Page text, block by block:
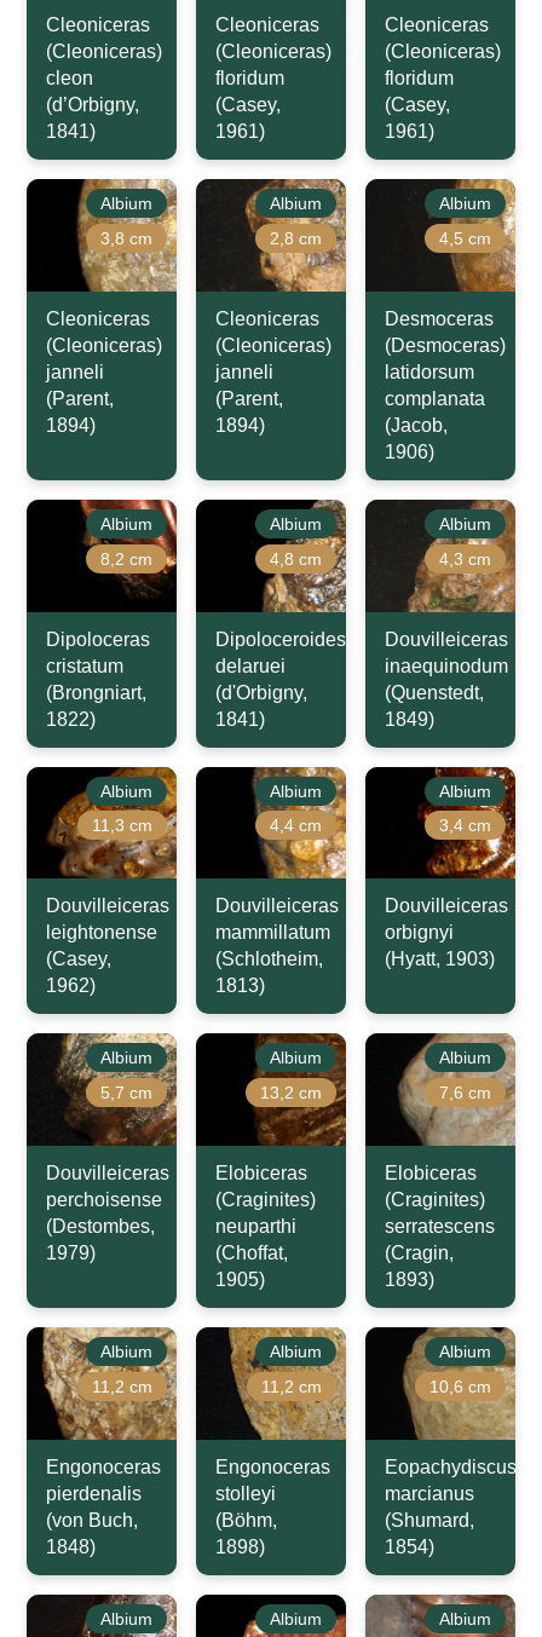
Cleoniceras
(Cleoniceras)
cleon
(d’Orbigny,
1841)
Cleoniceras
(Cleoniceras)
floridum
(Casey,
1961)
Cleoniceras
(Cleoniceras)
floridum
(Casey,
1961)
Albium
3,8 cm
Cleoniceras
(Cleoniceras)
janneli
(Parent,
1894)
Albium
2,8 cm
Cleoniceras
(Cleoniceras)
janneli
(Parent,
1894)
Albium
4,5 cm
Desmoceras
(Desmoceras)
latidorsum
complanata
(Jacob,
1906)
Albium
8,2 cm
Dipoloceras
cristatum
(Brongniart,
1822)
Albium
4,8 cm
Dipoloceroides
delaruei
(d'Orbigny,
1841)
Albium
4,3 cm
Douvilleiceras
inaequinodum
(Quenstedt,
1849)
Albium
11,3 cm
Douvilleiceras
leightonense
(Casey,
1962)
Albium
4,4 cm
Douvilleiceras
mammillatum
(Schlotheim,
1813)
Albium
3,4 cm
Douvilleiceras
orbignyi
(Hyatt, 1903)
Albium
5,7 cm
Douvilleiceras
perchoisense
(Destombes,
1979)
Albium
13,2 cm
Elobiceras
(Craginites)
neuparthi
(Choffat,
1905)
Albium
7,6 cm
Elobiceras
(Craginites)
serratescens
(Cragin,
1893)
Albium
11,2 cm
Engonoceras
pierdenalis
(von Buch,
1848)
Albium
11,2 cm
Engonoceras
stolleyi
(Böhm,
1898)
Albium
10,6 cm
Eopachydiscus
marcianus
(Shumard,
1854)
Albium
Albium
Albium